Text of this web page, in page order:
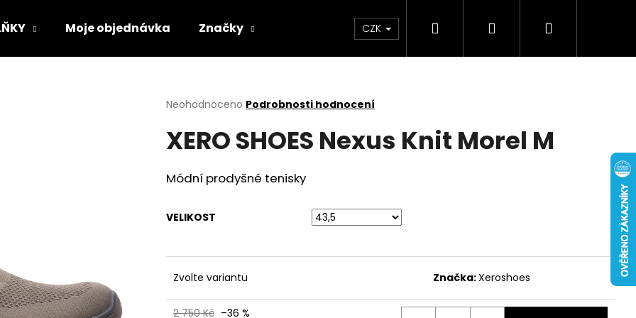
Moje objednávka Značky CZK Hledat PřihlášeníNákupní
Průměrné
produktu
je
z
5
Neohodnoceno Podrobnosti hodnocení
XERO SHOES Nexus Knit Morel M
Módní prodyšné tenisky
VELIKOST
Zvolte variantu Značka:Xeroshoes
2 750 Kč –36 %
HLEDAT
BAREFOOT S PAMĚŤOVOU SUEDE (VELOUR) NUBUCK SPRAY 200